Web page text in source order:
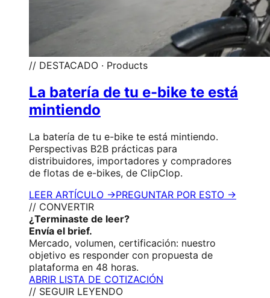
// DESTACADO · Products
La batería de tu e-bike te está
mintiendo
La batería de tu e-bike te está mintiendo.
Perspectivas B2B prácticas para
distribuidores, importadores y compradores
de flotas de e-bikes, de ClipClop.
LEER ARTÍCULO →PREGUNTAR POR ESTO →
// CONVERTIR
¿Terminaste de leer?
Envía el brief.
Mercado, volumen, certificación: nuestro
objetivo es responder con propuesta de
plataforma en 48 horas.
ABRIR LISTA DE COTIZACIÓN
// SEGUIR LEYENDO